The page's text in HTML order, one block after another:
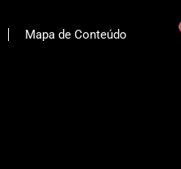
Mapa de Conteúdo